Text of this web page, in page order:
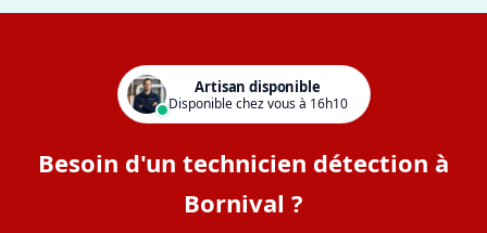
Artisan disponible
Disponible chez vous à 16h10
Besoin d'un technicien détection à
Bornival ?